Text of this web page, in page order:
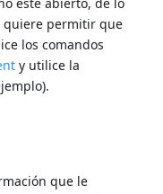
quiere permitir que
los comandos
y utilice la
que le